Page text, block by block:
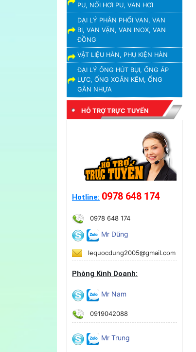
PU, NỐI HƠI PU, VAN HƠI
DẠI LÝ PHÂN PHỐI VAN, VAN
BI, VAN VẶN, VAN INOX, VAN
ĐỒNG
VẬT LIỆU HÀN, PHỤ KIỆN HÀN
ĐẠI LÝ ỐNG HÚT BỤI, ỐNG ÁP
LỰC, ỐNG XOẮN KẼM, ỐNG
GÂN NHỰA
HỖ TRỢ TRỰC TUYẾN
Hotline: 0978 648 174
0978 648 174
Mr Dũng
lequocdung2005@gmail.com
Phòng Kinh Doanh:
Mr Nam
0919042088
Mr Trung